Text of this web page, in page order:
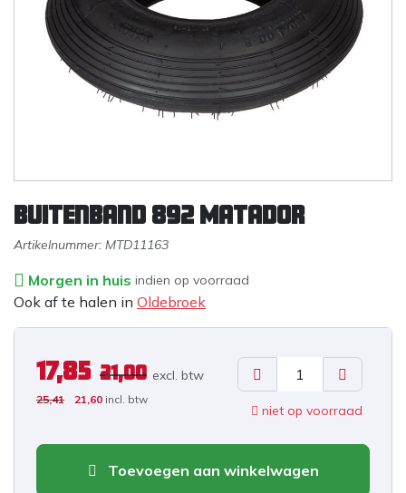
Buitenband 892 Matador
Artikelnummer: MTD11163
Morgen in huis indien op voorraad
Ook af te halen in Oldebroek
17,85 21,00 excl. btw
25,41 21,60 incl. btw
niet op voorraad
Toevoegen aan winkelwagen